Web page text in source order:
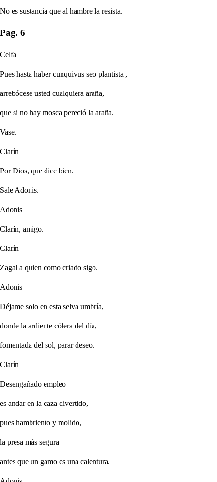
No es sustancia que al hambre la resista.
Pag. 6
Celfa
Pues hasta haber cunquivus seo plantista ,
arrebócese usted cualquiera araña,
que si no hay mosca pereció la araña.
Vase.
Clarín
Por Dios, que dice bien.
Sale Adonis.
Adonis
Clarín, amigo.
Clarín
Zagal a quien como criado sigo.
Adonis
Déjame solo en esta selva umbría,
donde la ardiente cólera del día,
fomentada del sol, parar deseo.
Clarín
Desengañado empleo
es andar en la caza divertido,
pues hambriento y molido,
la presa más segura
antes que un gamo es una calentura.